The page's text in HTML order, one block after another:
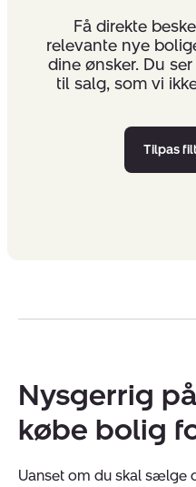
Få direkte
relevante nye
dine ønsker. Du
til salg, som vi
Tilpas
Nysgerrig
købe bolig
Uanset om du skal sælge